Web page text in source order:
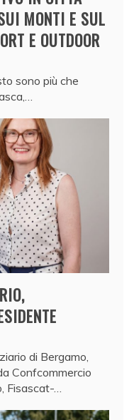
MONTI E SUL
E OUTDOOR
sono più che
di Bergamo,
Confcommercio
Fisascat-…